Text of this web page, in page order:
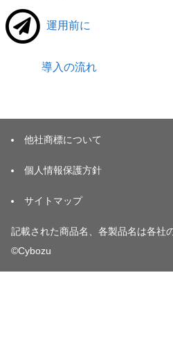
運用前に
導入の流れ
他社商標について
個人情報保護方針
サイトマップ
記載された商品名、各製品名は各社
©Cybozu